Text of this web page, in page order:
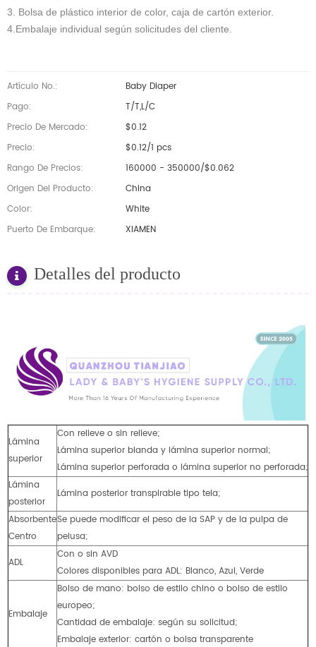
3. Bolsa de plástico interior de color, caja de cartón exterior.
4.Embalaje individual según solicitudes del cliente.
Artículo No.:
Baby Diaper
Pago:
T/T,L/C
Precio De Mercado:
$0.12
Precio:
$0.12/1 pcs
Rango De Precios:
160000 - 350000/$0.062
Origen Del Producto:
China
Color:
White
Puerto De Embarque:
XIAMEN
Detalles del producto
Lámina
superior
Con relieve o sin relieve;
Lámina superior blanda y lámina superior normal;
Lámina superior perforada o lámina superior no perforada;
Lámina
posterior
Lámina posterior transpirable tipo tela;
Absorbente
Centro
Se puede modificar el peso de la SAP y de la pulpa de
pelusa;
ADL
Con o sin AVD
Colores disponibles para ADL: Blanco, Azul, Verde
Embalaje
Bolso de mano: bolso de estilo chino o bolso de estilo
europeo;
Cantidad de embalaje: según su solicitud;
Embalaje exterior: cartón o bolsa transparente